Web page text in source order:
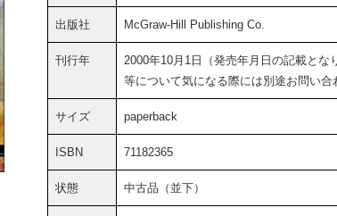
出版社 McGraw-Hill Publishing Co.
刊行年
2000年10月1日（発売年月日の記載とな
等について気になる際には別途お問い合
サイズ paperback
ISBN 71182365
状態 中古品（並下）